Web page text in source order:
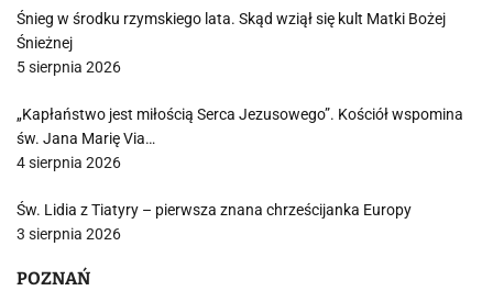
Śnieg w środku rzymskiego lata. Skąd wziął się kult Matki Bożej
Śnieżnej
5 sierpnia 2026
„Kapłaństwo jest miłością Serca Jezusowego”. Kościół wspomina
św. Jana Marię Via…
4 sierpnia 2026
Św. Lidia z Tiatyry – pierwsza znana chrześcijanka Europy
3 sierpnia 2026
POZNAŃ